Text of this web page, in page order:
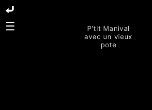
☰
P'tit Manival
avec un vieux
pote